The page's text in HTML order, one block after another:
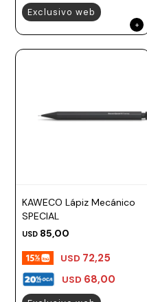
Exclusivo web
KAWECO Lápiz Mecánico
SPECIAL
USD 85,00
USD 68,00
USD 72,25